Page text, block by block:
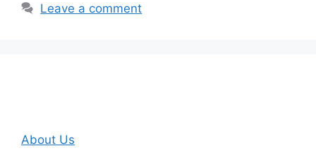
Leave a comment
About Us